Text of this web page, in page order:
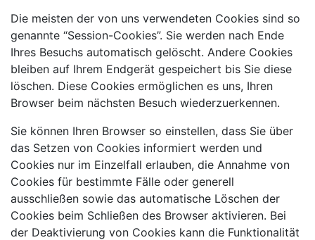
Die meisten der von uns verwendeten Cookies sind so
genannte “Session-Cookies”. Sie werden nach Ende
Ihres Besuchs automatisch gelöscht. Andere Cookies
bleiben auf Ihrem Endgerät gespeichert bis Sie diese
löschen. Diese Cookies ermöglichen es uns, Ihren
Browser beim nächsten Besuch wiederzuerkennen.
Sie können Ihren Browser so einstellen, dass Sie über
das Setzen von Cookies informiert werden und
Cookies nur im Einzelfall erlauben, die Annahme von
Cookies für bestimmte Fälle oder generell
ausschließen sowie das automatische Löschen der
Cookies beim Schließen des Browser aktivieren. Bei
der Deaktivierung von Cookies kann die Funktionalität